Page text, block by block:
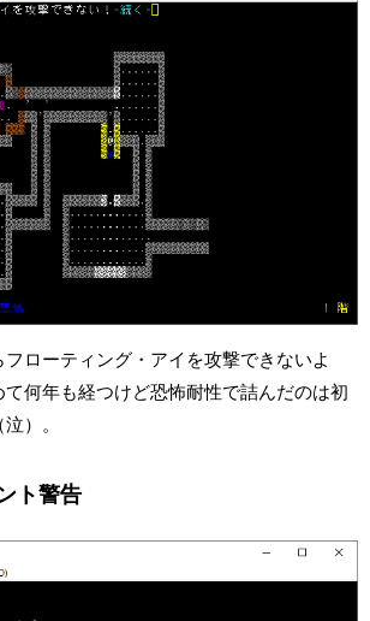
ローティング・アイを攻撃できないよ
何年も経つけど恐怖耐性で詰んだのは初
）。
ト警告